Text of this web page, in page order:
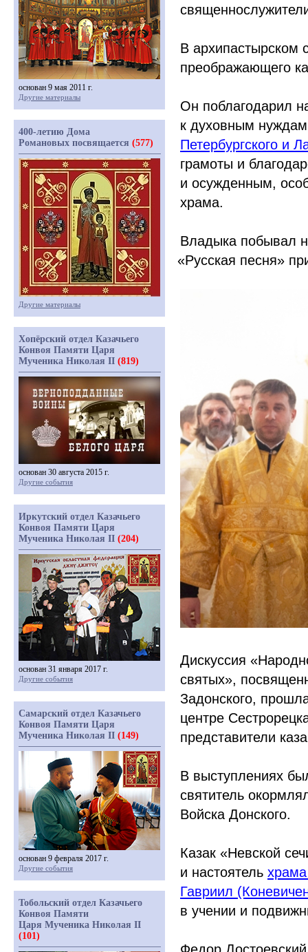
В архипастырском
преображающего
Он поблагодарил
к духовным
Петербургского и
грамоты и
и осужденным,
храма.
Владыка побывал
«Русская песня»
Дискуссия
святых»,
Задонского,
центре
представители
В выступлениях
святитель
Войска Донского.
Казак «Невской
и настоятель
Гавриил
в учении и
основан 9 мая 2011 г.
Другие материалы
400-летию Дома
Романовых посвящается (577)
Другие материалы
Хопёрский отдел Казачьего
Конвоя Памяти Царя
Мученика Николая II (819)
основан 30 августа 2015 г.
Другие события
Иркутский отдел Казачьего
Конвоя Памяти Царя
Мученика Николая II (204)
основан 31 января 2017 г.
Другие события
Самарский отдел Казачьего
Конвоя Памяти Царя
Мученика Николая II (149)
основан 9 февраля 2017 г.
Другие события
Тобольский отдел Казачьего
Конвоя Памяти
Царя Мученика Николая II
(101)